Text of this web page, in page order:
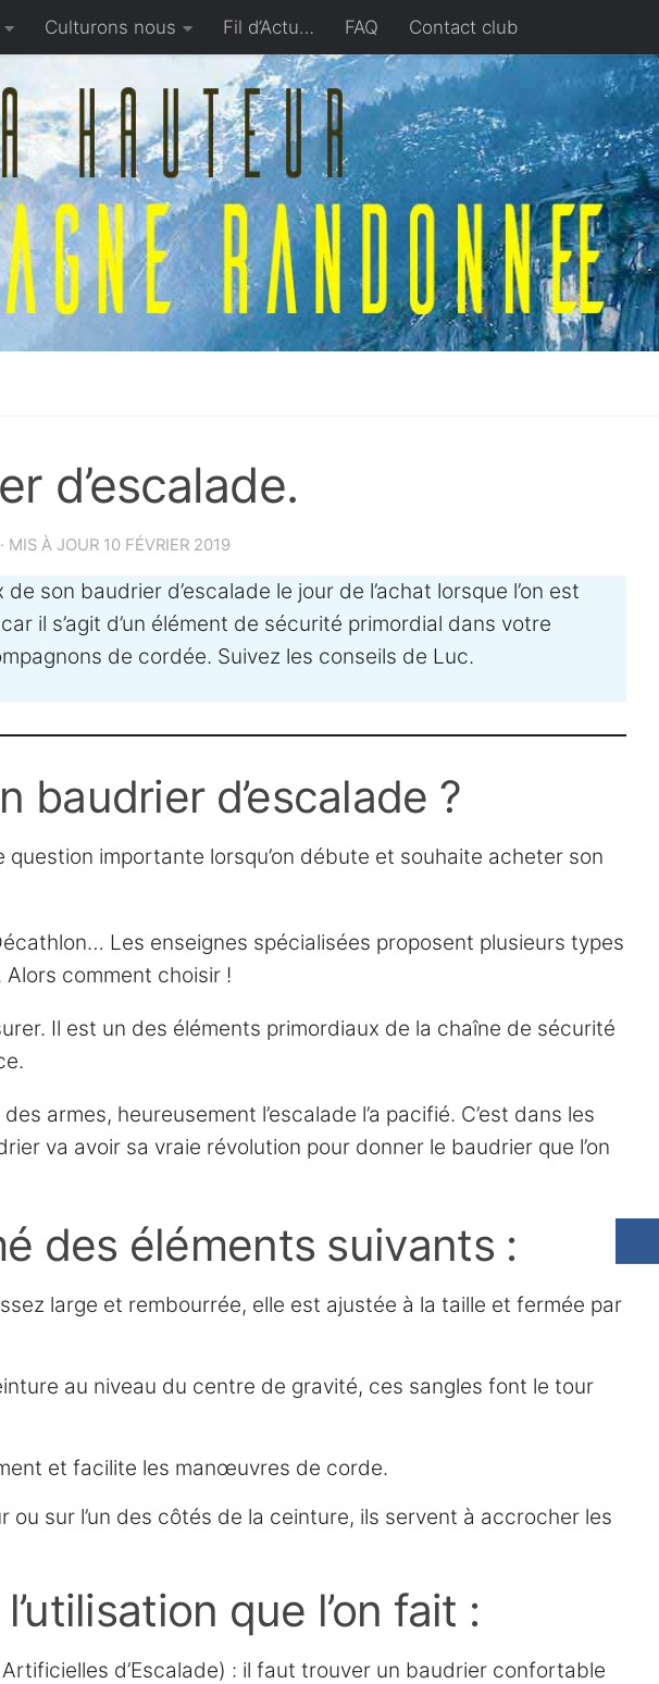
Culturons nous Fil d’Actu… FAQ Contact club
d’escalade.
· MIS À JOUR 10 FÉVRIER 2019
son baudrier d’escalade le jour de l’achat lorsque l’on est
il s’agit d’un élément de sécurité primordial dans votre
de cordée. Suivez les conseils de Luc.
baudrier d’escalade ?
question importante lorsqu’on débute et souhaite acheter son
Les enseignes spécialisées proposent plusieurs types
Alors comment choisir !
Il est un des éléments primordiaux de la chaîne de sécurité
armes, heureusement l’escalade l’a pacifié. C’est dans les
va avoir sa vraie révolution pour donner le baudrier que l’on
des éléments suivants :
large et rembourrée, elle est ajustée à la taille et fermée par
au niveau du centre de gravité, ces sangles font le tour
et facilite les manœuvres de corde.
sur l’un des côtés de la ceinture, ils servent à accrocher les
que l’on fait :
d’Escalade) : il faut trouver un baudrier confortable